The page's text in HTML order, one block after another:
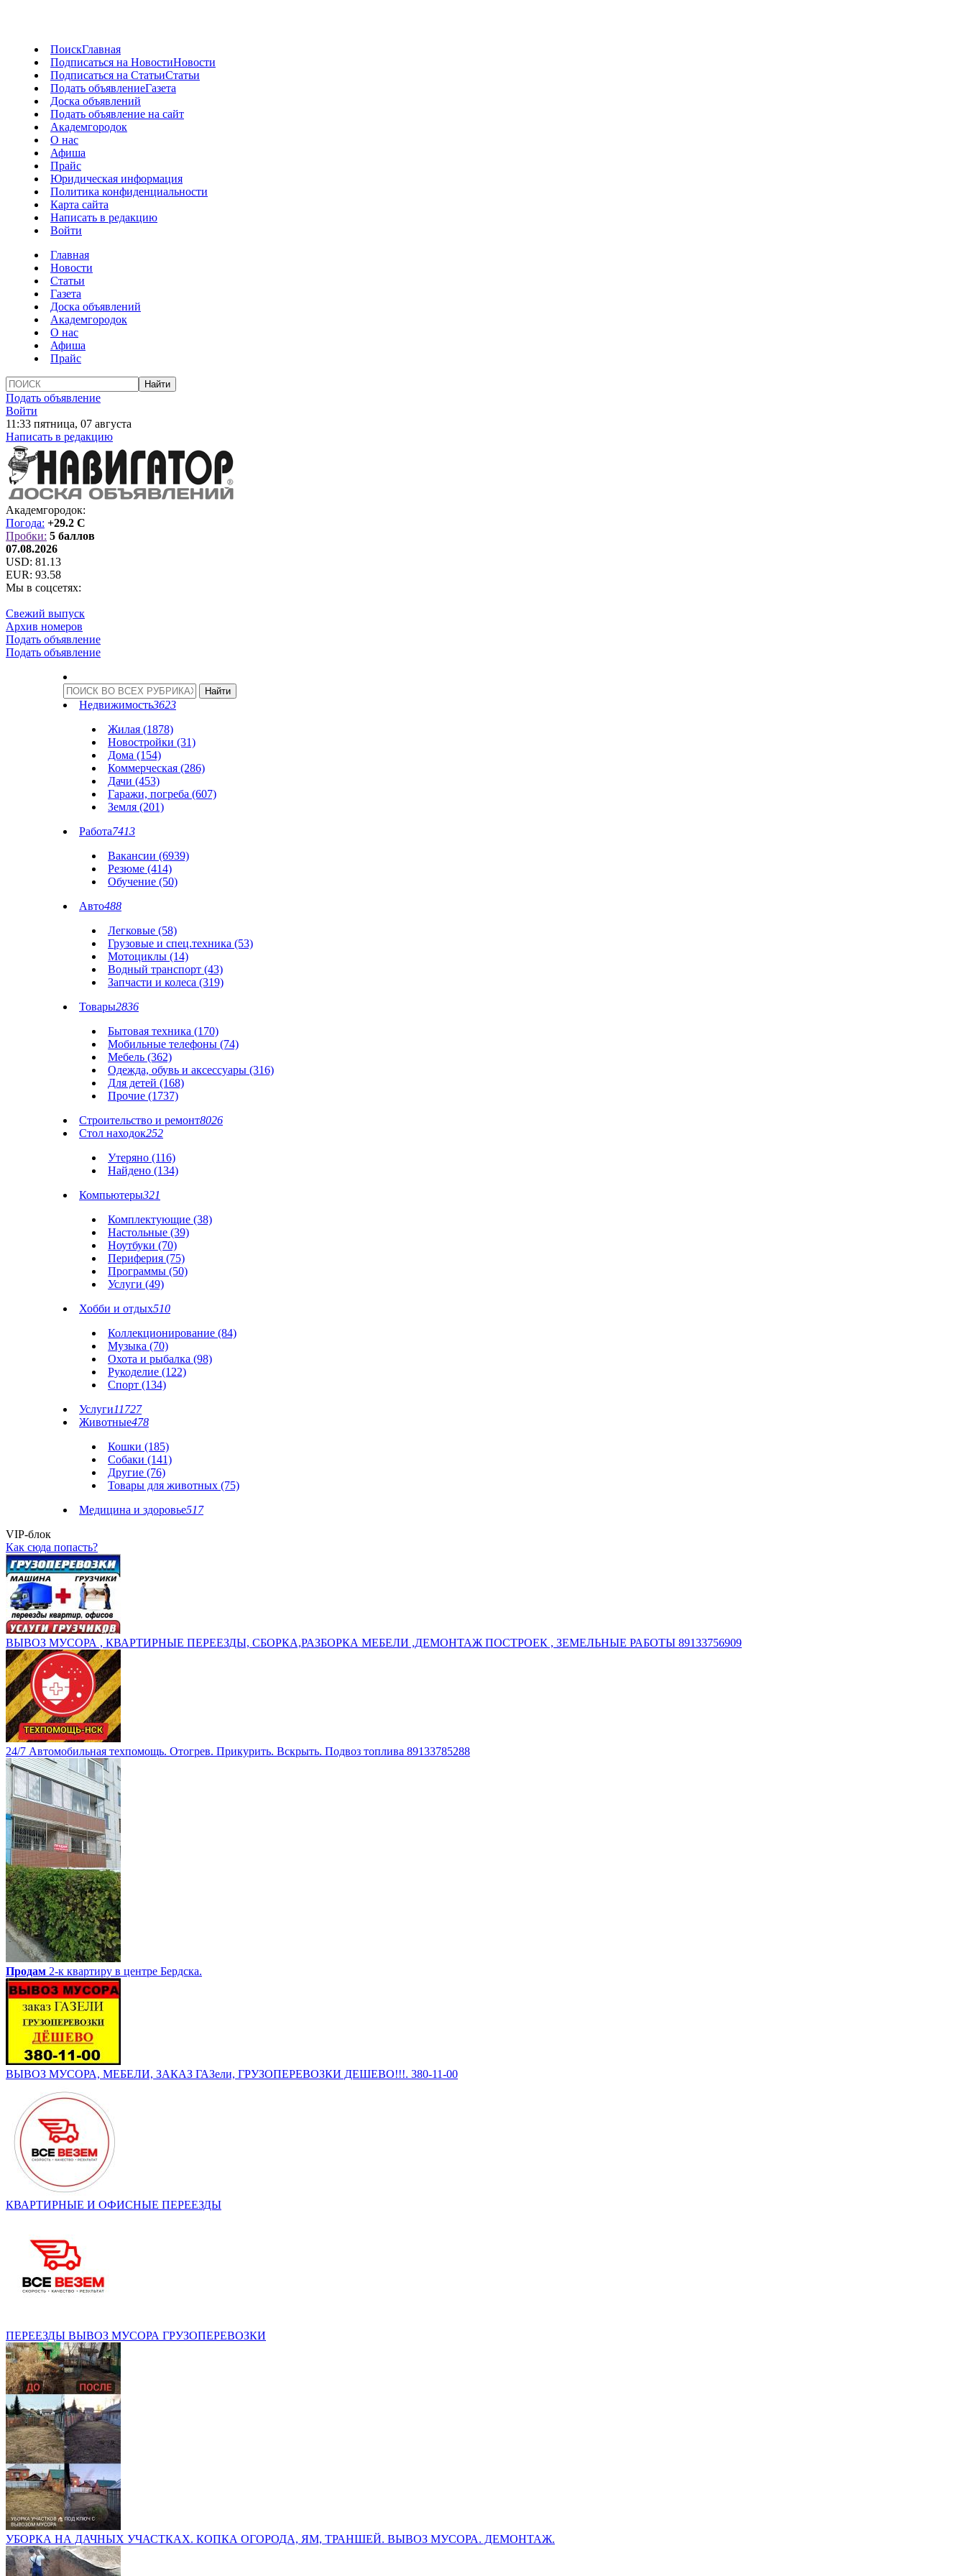
ПоискГлавная
Подписаться на НовостиНовости
Подписаться на СтатьиСтатьи
Подать объявлениеГазета
Доска объявлений
Подать объявление на сайт
Академгородок
О нас
Афиша
Прайс
Юридическая информация
Политика конфиденциальности
Карта сайта
Написать в редакцию
Войти
Главная
Новости
Статьи
Газета
Доска объявлений
Академгородок
О нас
Афиша
Прайс
Подать объявление
Войти
11:33 пятница, 07 августа
Написать в редакцию
Академгородок:
Погода: +29.2 C
Пробки: 5 баллов
07.08.2026
USD: 81.13
EUR: 93.58
Мы в соцсетях:
Свежий выпуск
Архив номеров
Подать объявление
Подать объявление
Недвижимость3623
Жилая (1878)
Новостройки (31)
Дома (154)
Коммерческая (286)
Дачи (453)
Гаражи, погреба (607)
Земля (201)
Работа7413
Вакансии (6939)
Резюме (414)
Обучение (50)
Авто488
Легковые (58)
Грузовые и спец.техника (53)
Мотоциклы (14)
Водный транспорт (43)
Запчасти и колеса (319)
Товары2836
Бытовая техника (170)
Мобильные телефоны (74)
Мебель (362)
Одежда, обувь и аксессуары (316)
Для детей (168)
Прочие (1737)
Строительство и ремонт8026
Стол находок252
Утеряно (116)
Найдено (134)
Компьютеры321
Комплектующие (38)
Настольные (39)
Ноутбуки (70)
Периферия (75)
Программы (50)
Услуги (49)
Хобби и отдых510
Коллекционирование (84)
Музыка (70)
Охота и рыбалка (98)
Рукоделие (122)
Спорт (134)
Услуги11727
Животные478
Кошки (185)
Собаки (141)
Другие (76)
Товары для животных (75)
Медицина и здоровье517
VIP-блок
Как сюда попасть?
ВЫВОЗ МУСОРА , КВАРТИРНЫЕ ПЕРЕЕЗДЫ, СБОРКА,РАЗБОРКА МЕБЕЛИ ,ДЕМОНТАЖ ПОСТРОЕК , ЗЕМЕЛЬНЫЕ РАБОТЫ 89133756909
24/7 Автомобильная техпомощь. Отогрев. Прикурить. Вскрыть. Подвоз топлива 89133785288
Продам 2-к квартиру в центре Бердска.
ВЫВОЗ МУСОРА, МЕБЕЛИ, ЗАКАЗ ГАЗели, ГРУЗОПЕРЕВОЗКИ ДЕШЕВО!!!. 380-11-00
КВАРТИРНЫЕ И ОФИСНЫЕ ПЕРЕЕЗДЫ
ПЕРЕЕЗДЫ ВЫВОЗ МУСОРА ГРУЗОПЕРЕВОЗКИ
УБОРКА НА ДАЧНЫХ УЧАСТКАХ. КОПКА ОГОРОДА, ЯМ, ТРАНШЕЙ. ВЫВОЗ МУСОРА. ДЕМОНТАЖ.